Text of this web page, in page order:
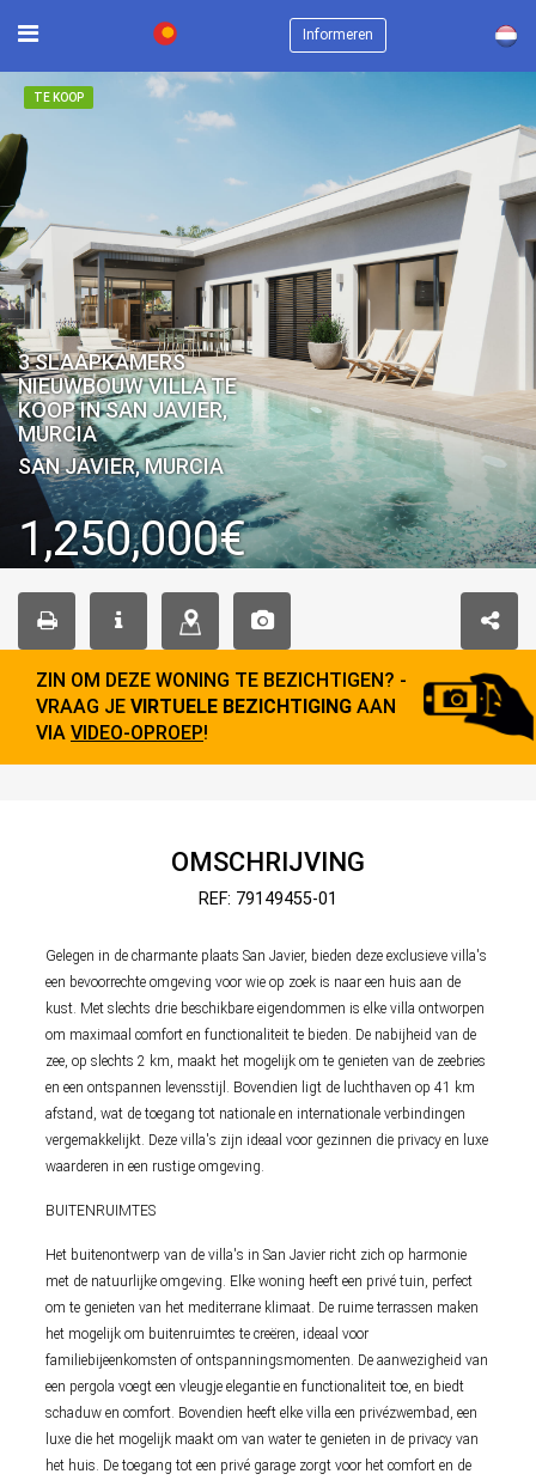
Informeren ×
TE KOOP
3 SLAAPKAMERS
NIEUWBOUW VILLA TE
KOOP IN SAN JAVIER,
MURCIA
SAN JAVIER, MURCIA
1,250,000€
ZIN OM DEZE WONING TE BEZICHTIGEN? -
VRAAG JE VIRTUELE BEZICHTIGING AAN
VIA VIDEO-OPROEP!
OMSCHRIJVING
REF: 79149455-01
Gelegen in de charmante plaats San Javier, bieden deze exclusieve villa's
een bevoorrechte omgeving voor wie op zoek is naar een huis aan de
kust. Met slechts drie beschikbare eigendommen is elke villa ontworpen
om maximaal comfort en functionaliteit te bieden. De nabijheid van de
zee, op slechts 2 km, maakt het mogelijk om te genieten van de zeebries
en een ontspannen levensstijl. Bovendien ligt de luchthaven op 41 km
afstand, wat de toegang tot nationale en internationale verbindingen
vergemakkelijkt. Deze villa's zijn ideaal voor gezinnen die privacy en luxe
waarderen in een rustige omgeving.
BUITENRUIMTES
Het buitenontwerp van de villa's in San Javier richt zich op harmonie
met de natuurlijke omgeving. Elke woning heeft een privé tuin, perfect
om te genieten van het mediterrane klimaat. De ruime terrassen maken
het mogelijk om buitenruimtes te creëren, ideaal voor
familiebijeenkomsten of ontspanningsmomenten. De aanwezigheid van
een pergola voegt een vleugje elegantie en functionaliteit toe, en biedt
schaduw en comfort. Bovendien heeft elke villa een privézwembad, een
luxe die het mogelijk maakt om van water te genieten in de privacy van
het huis. De toegang tot een privé garage zorgt voor het comfort en de